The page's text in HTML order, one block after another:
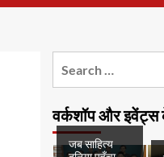
वर्कशॉप और
जब साहित्य